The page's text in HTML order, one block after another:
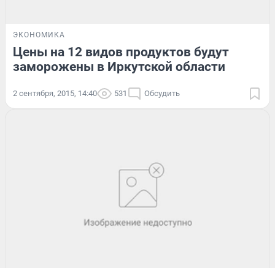
ЭКОНОМИКА
Цены на 12 видов продуктов будут
заморожены в Иркутской области
2 сентября, 2015, 14:40 531 Обсудить